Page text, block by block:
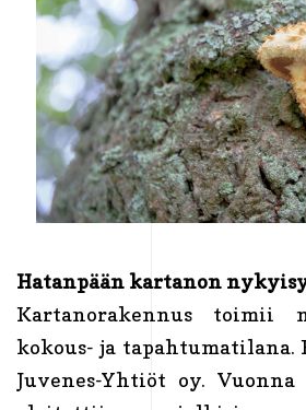
Hatanpään kartanon
Kartanorakennus toimii
kokous- ja tapahtumatilana.
Juvenes-Yhtiöt oy. Vuonna